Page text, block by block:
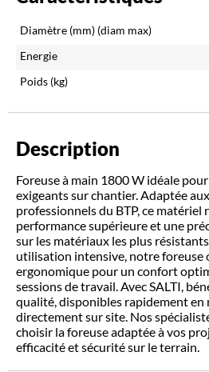
Diamètre (mm) (diam max)
Energie
Poids (kg)
Description
Foreuse à main 1800 W idéale
exigeants sur chantier. Adaptée
professionnels du BTP, ce
performance supérieure et une
sur les matériaux les plus
utilisation intensive, notre foreuse
ergonomique pour un confort
sessions de travail. Avec SALTI,
qualité, disponibles rapidement en
directement sur site. Nos
choisir la foreuse adaptée à vos
efficacité et sécurité sur le terrain.